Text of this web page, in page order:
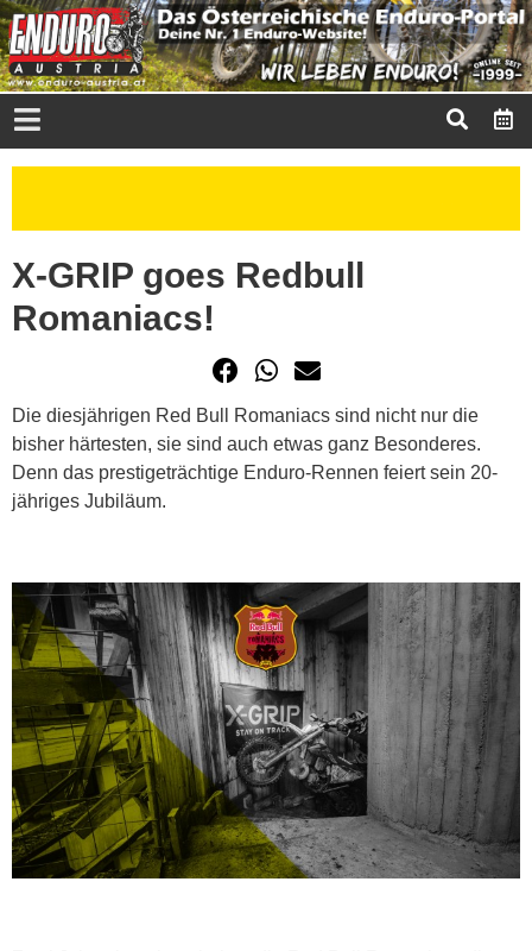
X-GRIP goes Redbull
Romaniacs!
Die diesjährigen Red Bull Romaniacs sind nicht nur die
bisher härtesten, sie sind auch etwas ganz Besonderes.
Denn das prestigeträchtige Enduro-Rennen feiert sein 20-
jähriges Jubiläum.